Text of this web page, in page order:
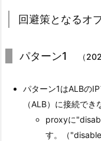
回避策となるオ
パターン1 （
パターン1はALBの
（ALB）に接続でき
proxyに
す。（